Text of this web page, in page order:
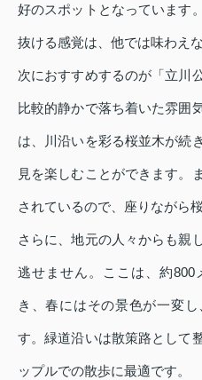
好のスポットとなっています
抜ける感覚は、他では味わえ
次におすすめするのが「立川
比較的静かで落ち着いた雰囲
は、川沿いを彩る桜並木が続
見を楽しむことができます。
されているので、座りながら
さらに、地元の人々からも親
逃せません。ここは、約
き、春にはその景色が一変
す。緑道沿いは散策路として
ップルでの散歩に最適です。